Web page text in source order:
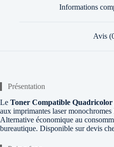
Informations
Avis
Présentation
Le Toner Compatible
aux imprimantes laser
Alternative économique au
bureautique. Disponible sur devis